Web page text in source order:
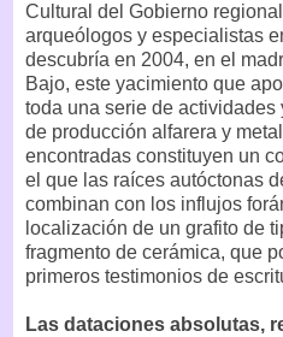
Cultural del Gobierno
arqueólogos y especialistas
descubría en 2004, en el
Bajo, este yacimiento que
toda una serie de
de producción alfarera y
encontradas constituyen un
el que las raíces autóctonas
combinan con los influjos
localización de un grafito de
fragmento de cerámica, que
primeros testimonios de
Las dataciones absolutas,